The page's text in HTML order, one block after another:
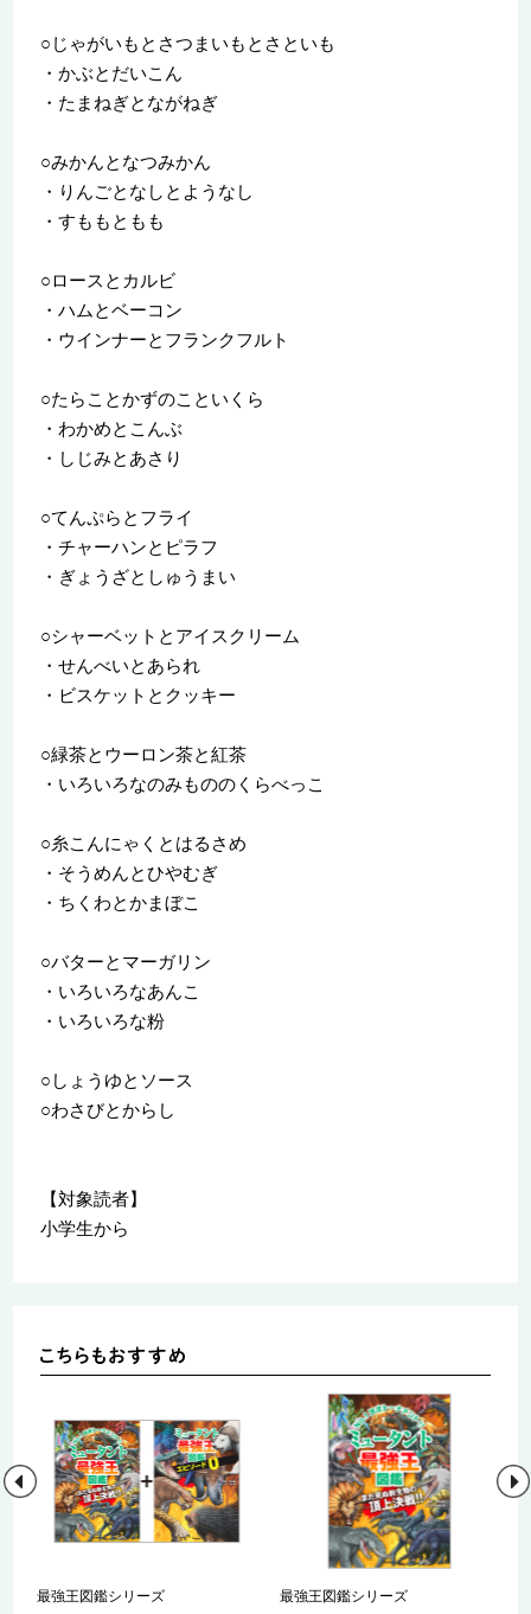
○じゃがいもとさつまいもとさといも
・かぶとだいこん
・たまねぎとながねぎ
○みかんとなつみかん
・りんごとなしとようなし
・すももともも
○ロースとカルビ
・ハムとベーコン
・ウインナーとフランクフルト
○たらことかずのこといくら
・わかめとこんぶ
・しじみとあさり
○てんぷらとフライ
・チャーハンとピラフ
・ぎょうざとしゅうまい
○シャーベットとアイスクリーム
・せんべいとあられ
・ビスケットとクッキー
○緑茶とウーロン茶と紅茶
・いろいろなのみもののくらべっこ
○糸こんにゃくとはるさめ
・そうめんとひやむぎ
・ちくわとかまぼこ
○バターとマーガリン
・いろいろなあんこ
・いろいろな粉
○しょうゆとソース
○わさびとからし
【対象読者】
小学生から
最強王図鑑シリーズ 最強王図鑑シリーズ